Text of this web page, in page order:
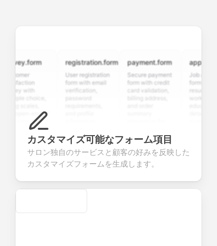
with
valuable
about
products or
registration.form
User registration
form with email
verification,
seamless
account
creation.
payment.form
Secure payment
form with credit
card validation,
commerce
transactions.
Job
form with
resume
candidate
カスタマイズ可能なフォーム項目
サロン独自のサービスと顧客の好みを反映した
カスタマイズフォームを生成します。
Secure